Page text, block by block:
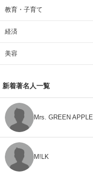
教育・子育て
経済
美容
新着著名人一覧
Mrs. GREEN APPLE
M!LK